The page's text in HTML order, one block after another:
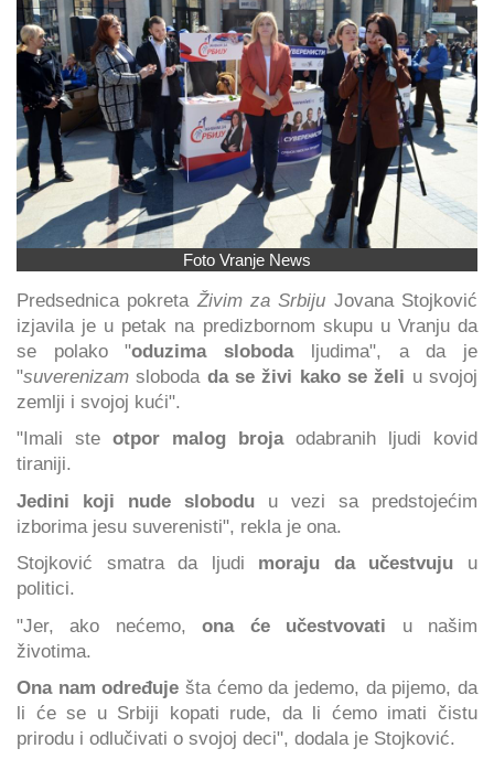
Foto Vranje News
Predsednica pokreta Živim za Srbiju Jovana Stojković
izjavila je u petak na predizbornom skupu u Vranju da
se polako "oduzima slobodaljudima", a da je
"suverenizam sloboda da se živi kako se želi u svojoj
zemlji i svojoj kući".
"Imali ste otpor malog brojaodabranih ljudi kovid
tiraniji.
Jedini koji nude slobodu u vezi sa predstojećim
izborima jesu suverenisti", rekla je ona.
Stojković smatra da ljudi moraju da učestvuju u
politici.
"Jer, ako nećemo,ona će učestvovati u našim
životima.
Ona nam određuje šta ćemo da jedemo, da pijemo, da
li će se u Srbiji kopati rude, da li ćemo imati čistu
prirodu i odlučivati o svojoj deci", dodala je Stojković.